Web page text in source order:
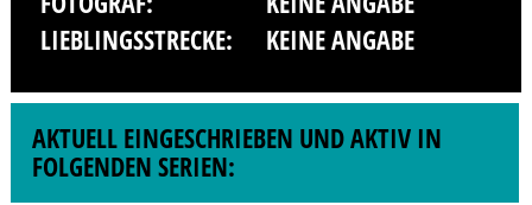
LIEBLINGSSTRECKE:
KEINE ANGABE
AKTUELL EINGESCHRIEBEN UND AKTIV IN
FOLGENDEN SERIEN: